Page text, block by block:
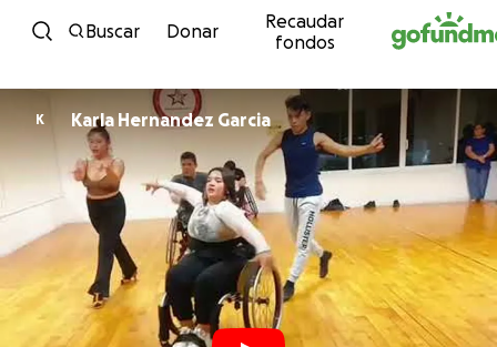
Ir al contenido
Buscar Donar
Recaudar
fondos
K Karla Hernandez Garcia